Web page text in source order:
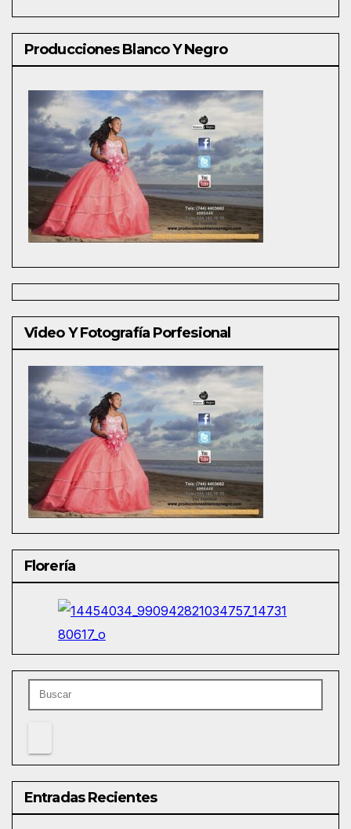
Producciones Blanco Y Negro
Video Y Fotografía Porfesional
Florería
Entradas Recientes